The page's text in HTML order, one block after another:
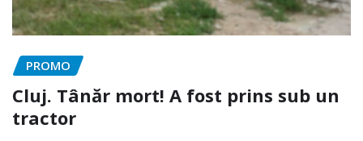
PROMO
Cluj. Tânăr mort! A fost prins sub un
tractor